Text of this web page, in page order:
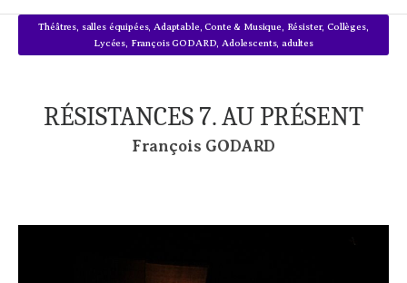
Théâtres, salles équipées, Adaptable ,Conte & Musique Résister,Collèges,
Lycées François GODARD Adolescents, adultes
RÉSISTANCES 7. AU PRÉSENT
François GODARD